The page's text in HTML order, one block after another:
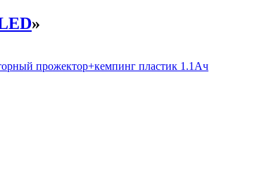
»
прожектор+кемпинг пластик 1.1Ач